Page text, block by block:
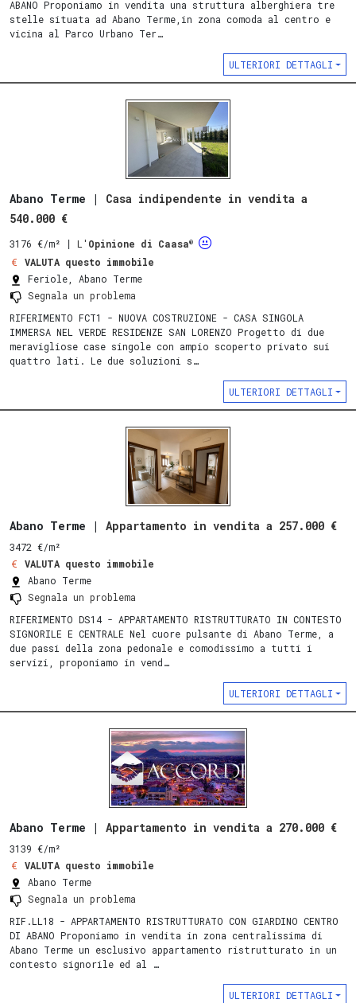
ABANO Proponiamo in vendita una struttura alberghiera tre
stelle situata ad Abano Terme,in zona comoda al centro e
vicina al Parco Urbano Ter…
ULTERIORI DETTAGLI
Abano Terme | Casa indipendente in vendita a
540.000 €
3176 €/m² ∣ L' Opinione di Caasa®
VALUTA questo immobile
Feriole, Abano Terme
Segnala un problema
RIFERIMENTO FCT1 - NUOVA COSTRUZIONE - CASA SINGOLA
IMMERSA NEL VERDE RESIDENZE SAN LORENZO Progetto di due
meravigliose case singole con ampio scoperto privato sui
quattro lati. Le due soluzioni s…
ULTERIORI DETTAGLI
Abano Terme | Appartamento in vendita a 257.000 €
3472 €/m²
VALUTA questo immobile
Abano Terme
Segnala un problema
RIFERIMENTO DS14 - APPARTAMENTO RISTRUTTURATO IN CONTESTO
SIGNORILE E CENTRALE Nel cuore pulsante di Abano Terme, a
due passi della zona pedonale e comodissimo a tutti i
servizi, proponiamo in vend…
ULTERIORI DETTAGLI
Abano Terme | Appartamento in vendita a 270.000 €
3139 €/m²
VALUTA questo immobile
Abano Terme
Segnala un problema
RIF.LL18 - APPARTAMENTO RISTRUTTURATO CON GIARDINO CENTRO
DI ABANO Proponiamo in vendita in zona centralissima di
Abano Terme un esclusivo appartamento ristrutturato in un
contesto signorile ed al …
ULTERIORI DETTAGLI